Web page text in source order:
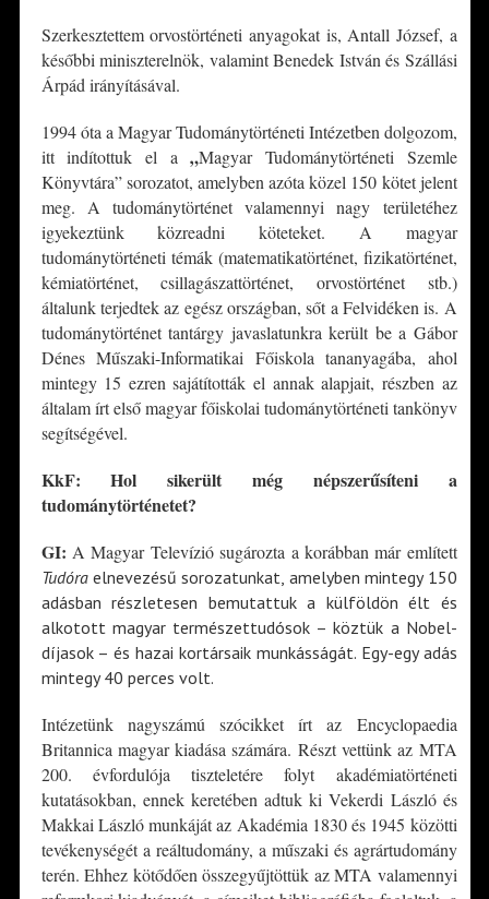
Szerkesztettem orvostörténeti anyagokat is, Antall József, a
későbbi miniszterelnök, valamint Benedek István és Szállási
Árpád irányításával.
1994 óta a Magyar Tudománytörténeti Intézetben dolgozom,
itt indítottuk el a„Magyar Tudománytörténeti Szemle
Könyvtára” sorozatot, amelyben azóta közel 150 kötet jelent
meg. A tudománytörténet valamennyi nagy területéhez
igyekeztünk közreadni köteteket. A magyar
tudománytörténeti témák (matematikatörténet, fizikatörténet,
kémiatörténet, csillagászattörténet, orvostörténet stb.)
általunk terjedtek az egész országban, sőt a Felvidéken is. A
tudománytörténet tantárgy javaslatunkra került be a Gábor
Dénes Műszaki-Informatikai Főiskola tananyagába, ahol
mintegy 15 ezren sajátították el annak alapjait, részben az
általam írt első magyar főiskolai tudománytörténeti tankönyv
segítségével.
KkF:
Hol sikerült még népszerűsíteni a
tudománytörténetet?
GI: A Magyar Televízió sugározta a korábban már említett
Tudóraelnevezésű sorozatunkat, amelyben mintegy 150
adásban részletesen bemutattuk a külföldön élt és
alkotott magyar természettudósok – köztük a Nobel-
díjasok – és hazai kortársaik munkásságát. Egy-egy adás
mintegy 40 perces volt.
Intézetünk nagyszámú szócikket írt az Encyclopaedia
Britannica magyar kiadása számára. Részt vettünk az MTA
200. évfordulója tiszteletére folyt akadémiatörténeti
kutatásokban, ennek keretében adtuk ki Vekerdi László és
Makkai László munkáját az Akadémia 1830 és 1945 közötti
tevékenységét a reáltudomány, a műszaki és agrártudomány
terén. Ehhez kötődően összegyűjtöttük az MTA valamennyi